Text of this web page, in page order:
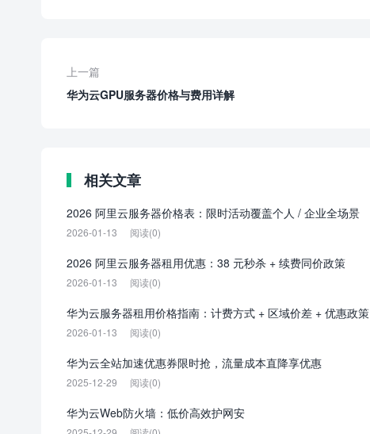
上一篇
华为云GPU服务器价格与费用详解
相关文章
2026 阿里云服务器价格表：限时活动覆盖个人 / 企业全场景
2026-01-13 阅读(0)
2026 阿里云服务器租用优惠：38 元秒杀 + 续费同价政策
2026-01-13 阅读(0)
华为云服务器租用价格指南：计费方式 + 区域价差 + 优惠政策
2026-01-13 阅读(0)
华为云全站加速优惠券限时抢，流量成本直降享优惠
2025-12-29 阅读(0)
华为云Web防火墙：低价高效护网安